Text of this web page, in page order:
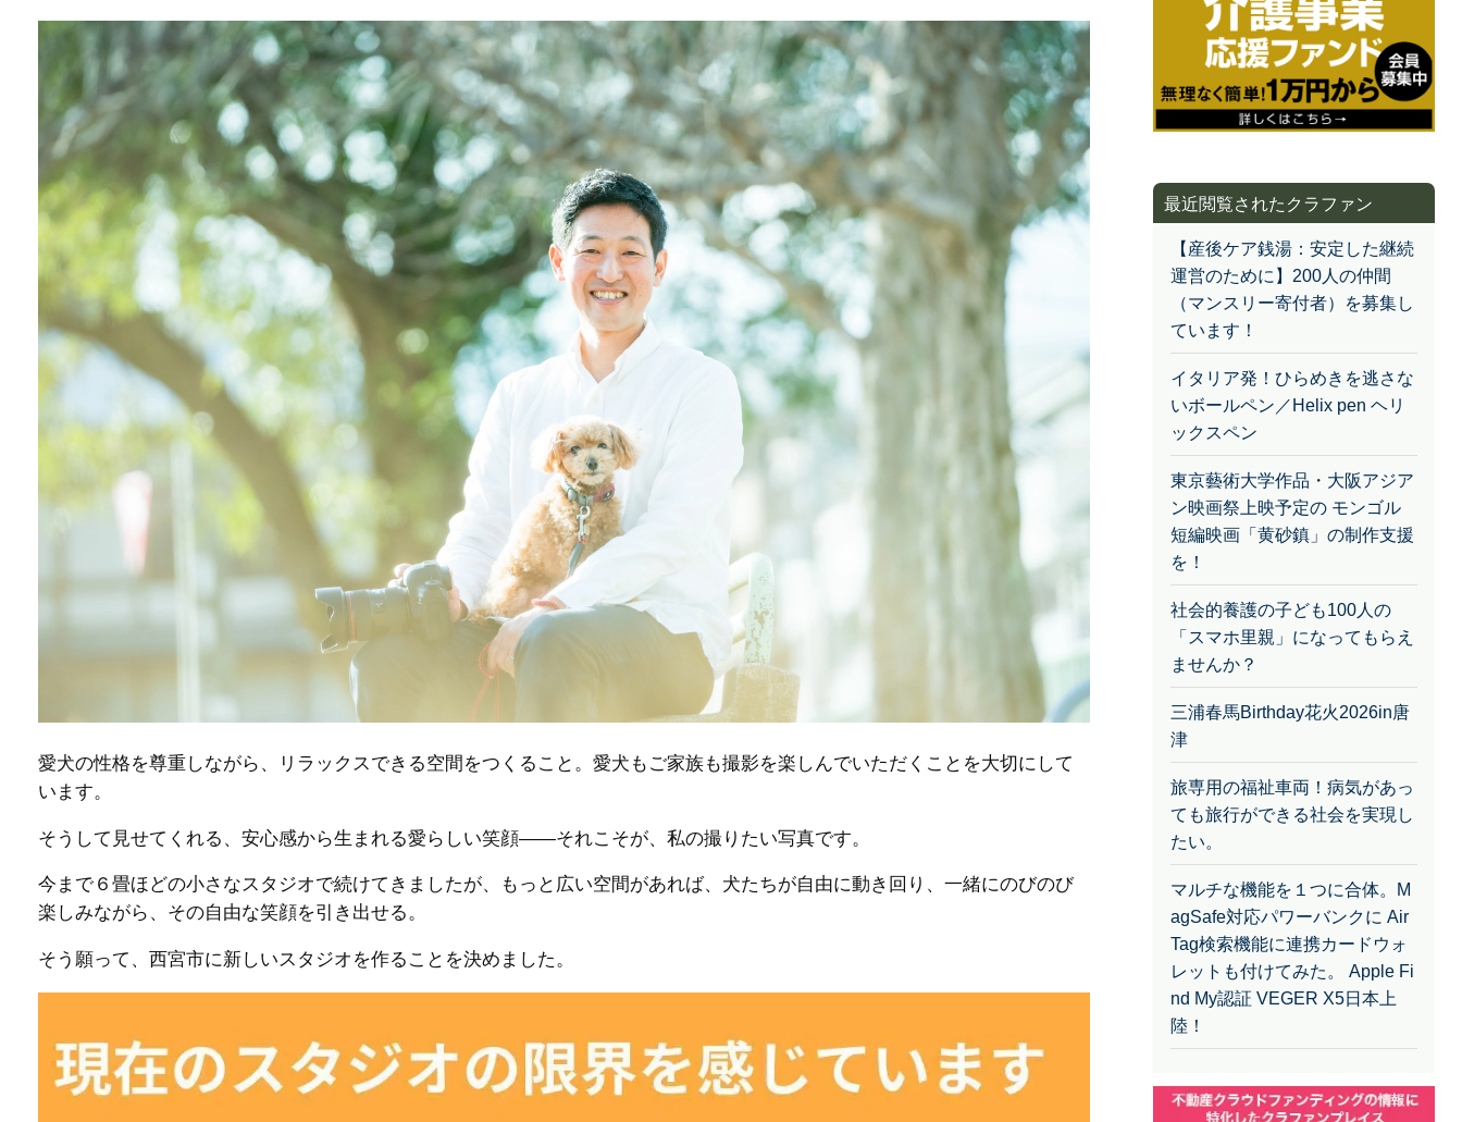
愛犬の性格を尊重しながら、リラックスできる空間をつくること。愛犬もご家族も撮影を楽しんでいただくことを大切にして
います。
そうして見せてくれる、安心感から生まれる愛らしい笑顔――それこそが、私の撮りたい写真です。
今まで６畳ほどの小さなスタジオで続けてきましたが、もっと広い空間があれば、犬たちが自由に動き回り、一緒にのびのび
楽しみながら、その自由な笑顔を引き出せる。
そう願って、西宮市に新しいスタジオを作ることを決めました。
最近閲覧されたクラファン
【産後ケア銭湯：安定した継続
運営のために】200人の仲間
（マンスリー寄付者）を募集し
ています！
イタリア発！ひらめきを逃さな
いボールペン／Helix pen ヘリ
ックスペン
東京藝術大学作品・大阪アジア
ン映画祭上映予定の モンゴル
短編映画「黄砂鎮」の制作支援
を！
社会的養護の子ども100人の
「スマホ里親」になってもらえ
ませんか？
三浦春馬Birthday花火2026in唐
津
旅専用の福祉車両！病気があっ
ても旅行ができる社会を実現し
たい。
マルチな機能を１つに合体。M
agSafe対応パワーバンクに Air
Tag検索機能に連携カードウォ
レットも付けてみた。 Apple Fi
nd My認証 VEGER X5日本上
陸！